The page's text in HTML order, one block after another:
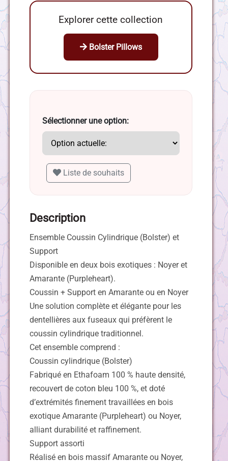
Explorer cette collection
Bolster Pillows
Sélectionner une option:
Liste de souhaits
Description
Ensemble Coussin Cylindrique (Bolster) et
Support
Disponible en deux bois exotiques : Noyer et
Amarante (Purpleheart).
Coussin + Support en Amarante ou en Noyer
Une solution complète et élégante pour les
dentellières aux fuseaux qui préfèrent le
coussin cylindrique traditionnel.
Cet ensemble comprend :
Coussin cylindrique (Bolster)
Fabriqué en Ethafoam 100 % haute densité,
recouvert de coton bleu 100 %, et doté
d’extrémités finement travaillées en bois
exotique Amarante (Purpleheart) ou Noyer,
alliant durabilité et raffinement.
Support assorti
Réalisé en bois massif Amarante ou Noyer,